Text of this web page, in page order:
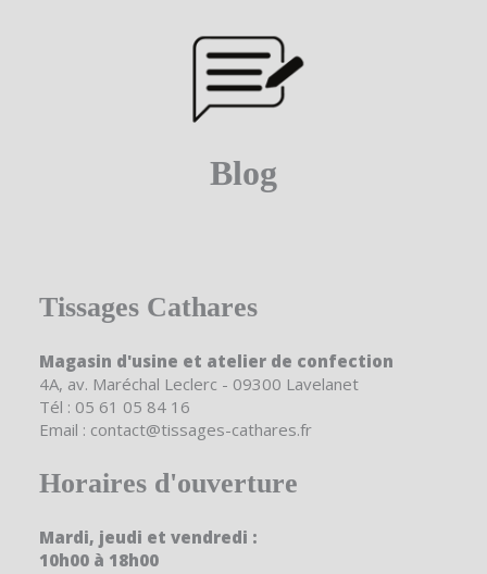
Blog
Tissages Cathares
Magasin d'usine et atelier de confection
4A, av. Maréchal Leclerc - 09300 Lavelanet
Tél : 05 61 05 84 16
Email : contact@tissages-cathares.fr
Horaires d'ouverture
Mardi, jeudi et vendredi :
10h00 à 18h00